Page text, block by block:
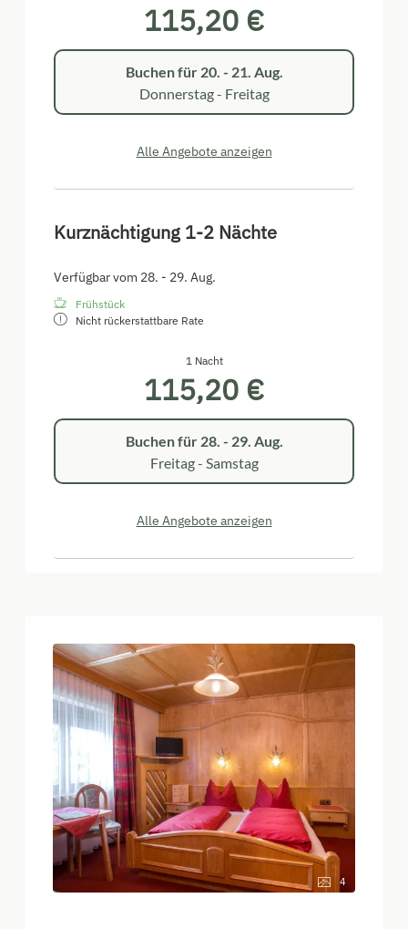
115,20 €
Buchen für 20. - 21. Aug.
Donnerstag - Freitag
Alle Angebote anzeigen
Kurznächtigung 1-2 Nächte
Verfügbar vom 28. - 29. Aug.
Frühstück
Nicht rückerstattbare Rate
1 Nacht
115,20 €
Buchen für 28. - 29. Aug.
Freitag - Samstag
Alle Angebote anzeigen
4